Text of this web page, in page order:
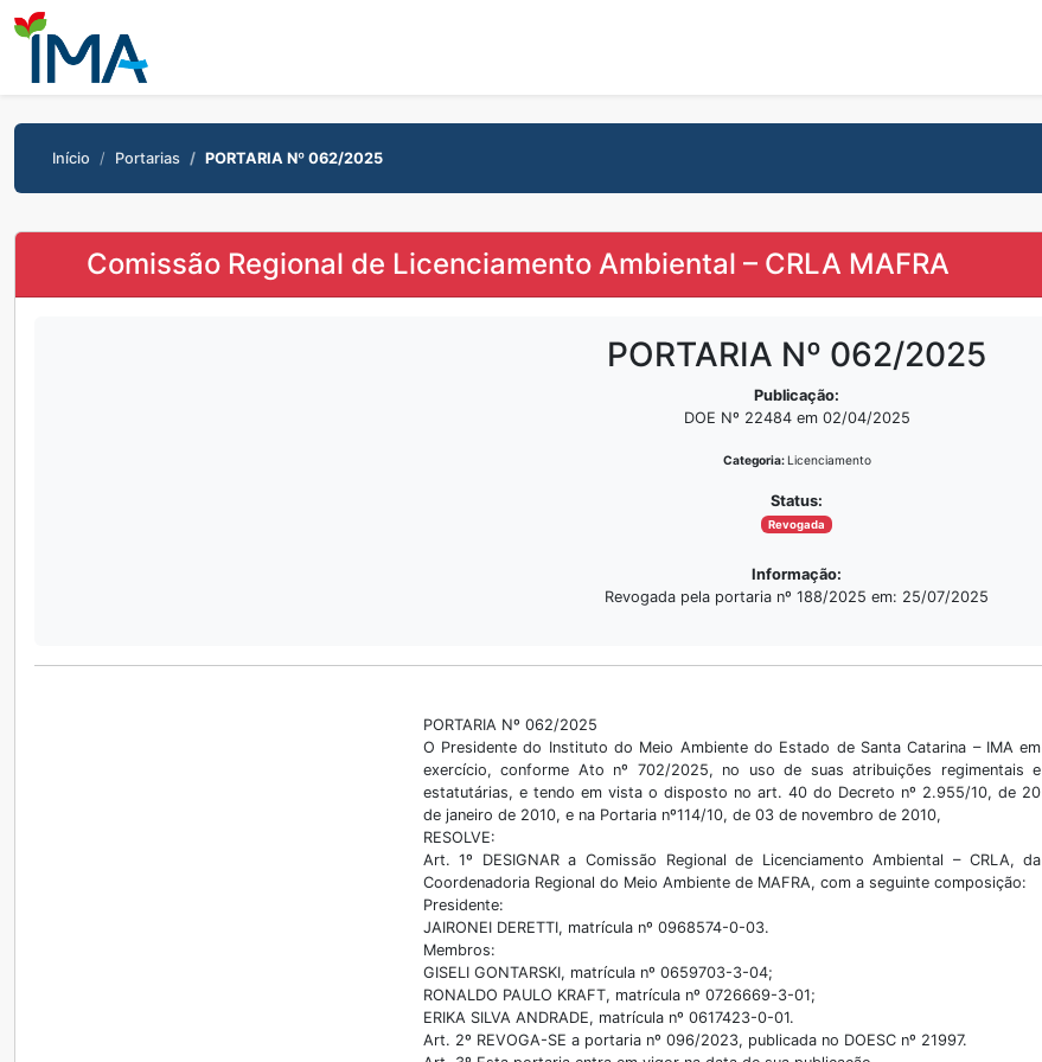
Início Portarias PORTARIA Nº 062/2025
Comissão Regional de Licenciamento Ambiental – CRLA MAFRA
PORTARIA Nº 062/2025
Publicação:
DOE Nº 22484 em 02/04/2025
Categoria:Licenciamento
Status:
Revogada
Informação:
Revogada pela portaria nº 188/2025 em: 25/07/2025
PORTARIA Nº 062/2025
O Presidente do Instituto do Meio Ambiente do Estado de Santa Catarina – IMA em
exercício, conforme Ato nº 702/2025, no uso de suas atribuições regimentais e
estatutárias, e tendo em vista o disposto no art. 40 do Decreto nº 2.955/10, de 20
de janeiro de 2010, e na Portaria nº114/10, de 03 de novembro de 2010,
RESOLVE:
Art. 1º DESIGNAR a Comissão Regional de Licenciamento Ambiental – CRLA, da
Coordenadoria Regional do Meio Ambiente de MAFRA, com a seguinte composição:
Presidente:
JAIRONEI DERETTI, matrícula nº 0968574-0-03.
Membros:
GISELI GONTARSKI, matrícula nº 0659703-3-04;
RONALDO PAULO KRAFT, matrícula nº 0726669-3-01;
ERIKA SILVA ANDRADE, matrícula nº 0617423-0-01.
Art. 2º REVOGA-SE a portaria nº 096/2023, publicada no DOESC nº 21997.